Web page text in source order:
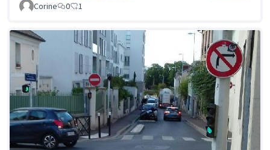
Corine
0 1